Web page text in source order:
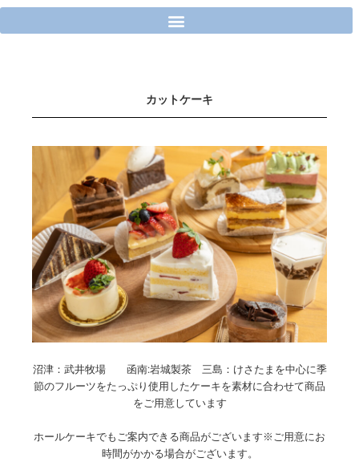
内
カットケーキ
沼津：武井牧場 函南:岩城製茶 三島：けさたまを中心に季
節のフルーツをたっぷり使用したケーキを素材に合わせて商品
をご用意しています
ホールケーキでもご案内できる商品がございます※ご用意にお
時間がかかる場合がございます。